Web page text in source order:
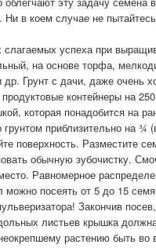
Ни в коем случае не
успеха при
на основе торфа,
Грунт с дачи, даже очень
контейнеры на
которая понадобится на
грунтом приблизительно на
поверхность. Разместите
обычную зубочистку.
Равномерное
можно посеять от 5 до 15
Закончив
листьев крышка
растению быть во